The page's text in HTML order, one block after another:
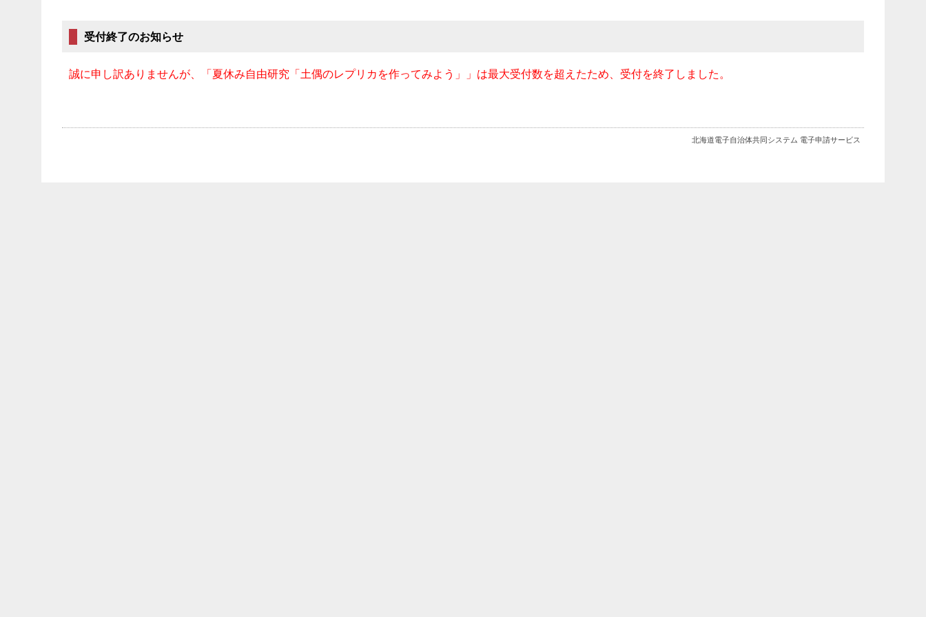
受付終了のお知らせ
誠に申し訳ありませんが、「夏休み自由研究「土偶のレプリカを作ってみよう」」は最大受付数を超えたため、受付を終了しました。
北海道電子自治体共同システム 電子申請サービス